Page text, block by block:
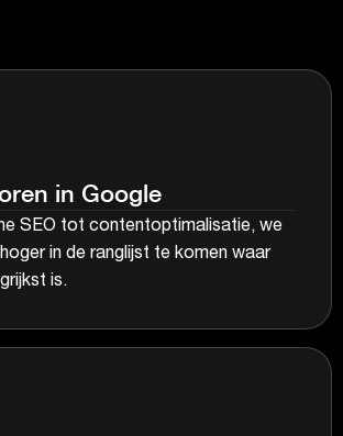
in Google
SEO tot contentoptimalisatie, we
in de ranglijst te komen waar
is.